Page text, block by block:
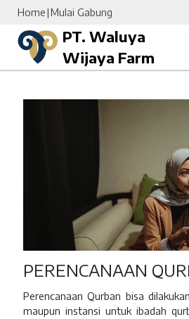
Home Mulai Gabung
PT. Waluya
Wijaya Farm
PERENCANAAN
Perencanaan Qurban bisa
maupun instansi untuk ibadah